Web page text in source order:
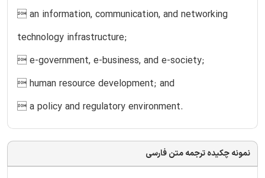
 an information, communication, and networking
technology infrastructure;
 e-government, e-business, and e-society;
 human resource development; and
 a policy and regulatory environment.
نمونه چکیده ترجمه متن فارسی